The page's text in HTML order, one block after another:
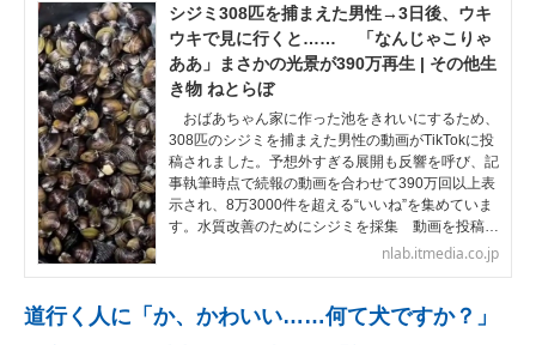
シジミ308匹を捕まえた男性→3日後、ウキ
ウキで見に行くと…… 「なんじゃこりゃ
ああ」まさかの光景が390万再生 | その他生
き物 ねとらぼ
おばあちゃん家に作った池をきれいにするため、
308匹のシジミを捕まえた男性の動画がTikTokに投
稿されました。予想外すぎる展開も反響を呼び、記
事執筆時点で続報の動画を合わせて390万回以上表
示され、8万3000件を超える“いいね”を集めていま
す。水質改善のためにシジミを採集 動画を投稿…
nlab.itmedia.co.jp
道行く人に「か、かわいい……何て犬ですか？」